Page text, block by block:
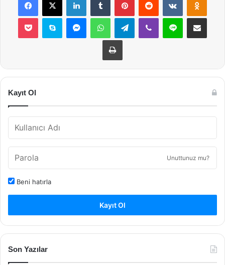
Pocket Skype MessengerWhatsAppTelegramViber Line E-Posta ile
Yazdır
Kayıt Ol
Unuttunuz mu?
Beni hatırla
Kayıt Ol
Son Yazılar